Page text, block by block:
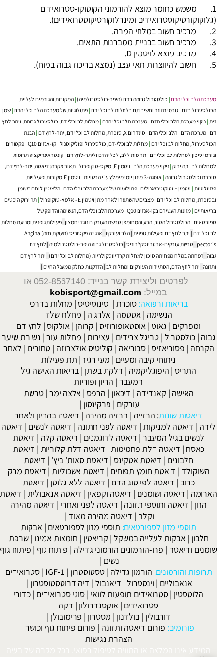
1. משמש כחומר מוצא להורמוני הקוטוקו-סטרואידים
(גלוקוקורטיקוסטרואידים ומינרלוקורטיקוסטרואידים).
2. מרכיב חשוב במלחי המרה.
3. מרכיב חשוב בבניית ממברנות התאים.
4. מרכיב מוצא לויטמין D.
5. חשוב להיווצרות תאי עצב (נמצא בריכוז גבוה במוח).
מערכת הלב וכלי הדם | כולסטרול גבוהה בדם (היפר-כולסטרולמיה) | המקורות והגורמים לעליית
הכולסטרול בדם | גורמי תזונה וחשיבותם בלחלות לב וכלי דם | פתולוגיות של מערכת הלב וכלי הדם | שמן
זית | ניקוי מערכת הלב וכלי הדם | מערכת הלב וכלי הדם | מחלות לב וכלי דם, כולסטרול גבוהה, ויתר לחץ
דם | מערכת הדם | הלב וכלי הדם | סינדרום X, סוכרת, מחלות לב וכלי דם, יתר-לחץ דם | הבנת
הכולסטרול, מחלות לב וכלי דם | מחלות לב וכלי-דם, כולסטרול ופוליקוסנול | קו-אנזים Q10 | פקטורים
וגורמי סיכון למחלות לב וכלי דם | תרופות ללב, לכלי הדם וליתר-לחץ דם | קונטראינדיקציה תרופות
למחלות לב | תה ירוק | ניקוי מערכת הלב | ויטמין E, מיקס-טוקופרול | תאור מקרה: דיאטה, יתר-לחץ דם,
סוכרת וכולסטרול גבוהה | אומגה-3 מינון יומי מימלץ ע"י הרשויות |
‏ויטמין E מקורות ופעילויות
פיזיולוגיות | ויטמין E וטוקוטריאנולים | פתולוגיות של מערכת הלב וכלי הדם | הלציטין לוחם בשומן
ובסוכרת, מחלות לב וכלי דם | מצבים שהשתפרו לאחר מתן ויטמין E - אלפא-טוקופרול | תה ירוק היבטים
בריאותיים | מזונות העשירם בקו-אנזים Q10 | מערכת הלב וכלי הדם, הנשימה והדופק של
ספורטאים | הכולסטרול הטוב, הרע והמחומצן טרשת העורקים נוגדי חמצון | פעילות גופנית ומניעת מחלות
לב וכלי דם | יתר לחץ דם ופעילות גופנית | הלב ועורקיו |
אנגינה פקטוריס (תעוקת חזה) Angina
pectoris
| טרשת עורקים-ארטריוסקלרוזיס | כולסטרול גבוה היפר-כולסטרולמיה | לחץ דם
גבוה | הפחתה במלח מפחיתה סיכון למחלות קרדיווסקולריות (מחלות לב וכלי דם) | יתר לחץ דם
ותזונה | יתר לחץ הדם, הסתיידות העורקים ומחלות לב | הזדקנות כחלק ממעגל החיים |
לפרטים וליצירת קשר בנייד: 052-8567140
או
במייל: kobisport@gmail.com
בריאות ורפואה: סוכרת | סינוסיטיס | מחלות בדרכי
הנשימה |אסטמה |אלרגיה | מחלת שלד
ומפרקים | גאוט | אוסטאופורוזיס | קרוהן | אולקוס | לחץ דם
גבוה |כולסטרול |טריגליצרידים | עצירות | מחלות עור | נשירת שיער
הקרחה | פסוריאזיס |סבוריאה | קוליטיס אולצרוזה |טחורים | לאחר
ניתוחי קיבה ומעיים | מעי רגיז | תת פעילות
התריס | היפוגליקמיה | דלקת בשתן | בריאות האישה גיל
המעבר | הריון ופוריות
האישה | קאנדידה | דיכאון | הרפס |אלצהיימר |טרשת
עורקים | פרקינסון |
דיאטות שונות: הרזייה | הרזיה מהירה | דיאטה בהריון ולאחר
לידה | דיאטה למניקות | דיאטה לפני חתונה | דיאטה לנשים | דיאטה
לנשים בגיל המעבר | דיאטה לדוגמנים | דיאטה קלה | דיאטת
כאסח | דיאטה דלת פחמימות | דיאטה דלת קלוריות | דיאטת
חלבונים | דיאטת אטקינס | דיאטת סאות' ביץ' | דיאטת
השוקולד | דיאטת חומץ תפוחים | דיאטת אשכוליות | דיאטת מרק
כרוב | דיאטה לפי סוג הדם | דיאטה ללא גלוטן | דיאטת
הארומה | דיאטה ושומנים | דיאטה וקפאין | דיאטה אנאבולית | דיאטת
הזון | דיאטה ותוספי תזונה | דיאטה לפני ואחרי | דיאטה מהירה
וקלה | דיאטה מהירה מאוד |
תוספי מזון לספורטאים: תוספי מזון לספורטאים | אבקות
חלבון |אבקות לעלייה במשקל | קריאטין | חומצות אמינו |שרפת
שומנים ודיאטה | פרו-הורמונים הורמוני גדילה | פיתוח גוף | פיתוח גוף
נשים |
תרופות והורמונים: הורמון גדילה |טסטוסטרון |
IGF-1
|סטרואידים
אנאבוליים | וינסטרול | דיאנבול | דיהידרוטסטוסטרון |
הלוטסטין | סטרואידים תופעות לוואי | סוגי סטרואידים | כדורי
סטרואידים | אוקסנדרולון | דקה
דורבולין |בולדנון | מסטרון | פרימובולן |
פורומים: פורום דיאטה ותזונה | פורום פיתוח גוף וכושר
הצהרת נגישות
המידע אינו המלצה או התוויה לטיפול רפואי. בכל מקרה של בעיה